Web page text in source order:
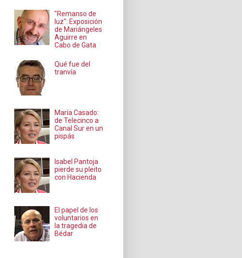
"Remanso de
luz": Exposición
de Mariángeles
Aguirre en
Cabo de Gata
Qué fue del
tranvía
María Casado:
de Telecinco a
Canal Sur en un
pispás
Isabel Pantoja
pierde su pleito
con Hacienda
El papel de los
voluntarios en
la tragedia de
Bédar